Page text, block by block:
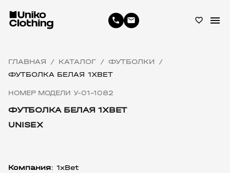
phone email favorite_border menu
ГЛАВНАЯ / КАТАЛОГ / ФУТБОЛКИ /
ФУТБОЛКА БЕЛАЯ 1XBET
НОМЕР МОДЕЛИ У-01-1082
ФУТБОЛКА БЕЛАЯ 1XBET
UNISEX
Компания: 1xBet